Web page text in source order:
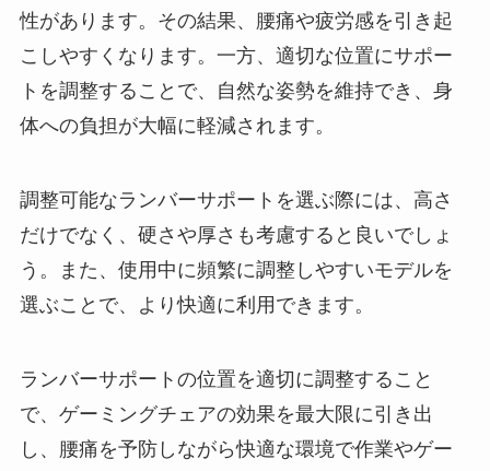
性があります。その結果、腰痛や疲労感を引き起
こしやすくなります。一方、適切な位置にサポー
トを調整することで、自然な姿勢を維持でき、身
体への負担が大幅に軽減されます。
調整可能なランバーサポートを選ぶ際には、高さ
だけでなく、硬さや厚さも考慮すると良いでしょ
う。また、使用中に頻繁に調整しやすいモデルを
選ぶことで、より快適に利用できます。
ランバーサポートの位置を適切に調整すること
で、ゲーミングチェアの効果を最大限に引き出
し、腰痛を予防しながら快適な環境で作業やゲー